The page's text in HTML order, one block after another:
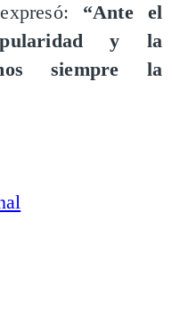
“Ante el
y la
siempre la